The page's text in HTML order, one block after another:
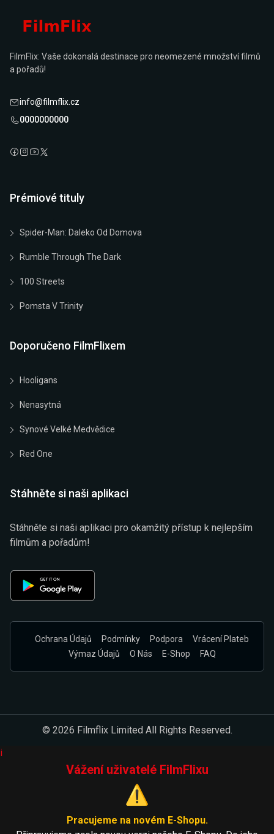
FilmFlix: Vaše dokonalá destinace pro neomezené množství filmů
a pořadů!
info@filmflix.cz
0000000000
Prémiové tituly
Spider-Man: Daleko Od Domova
Rumble Through The Dark
100 Streets
Pomsta V Trinity
Doporučeno FilmFlixem
Hooligans
Nenasytná
Synové Velké Medvědice
Red One
Stáhněte si naši aplikaci
Stáhněte si naši aplikaci pro okamžitý přístup k nejlepším
filmům a pořadům!
Ochrana Údajů Podmínky Podpora
Vrácení Plateb
Výmaz Údajů
O Nás E-Shop FAQ
© 2026 Filmflix Limited All Rights Reserved.
i
Vážení uživatelé FilmFlixu
⚠️
Pracujeme na novém E-Shopu.